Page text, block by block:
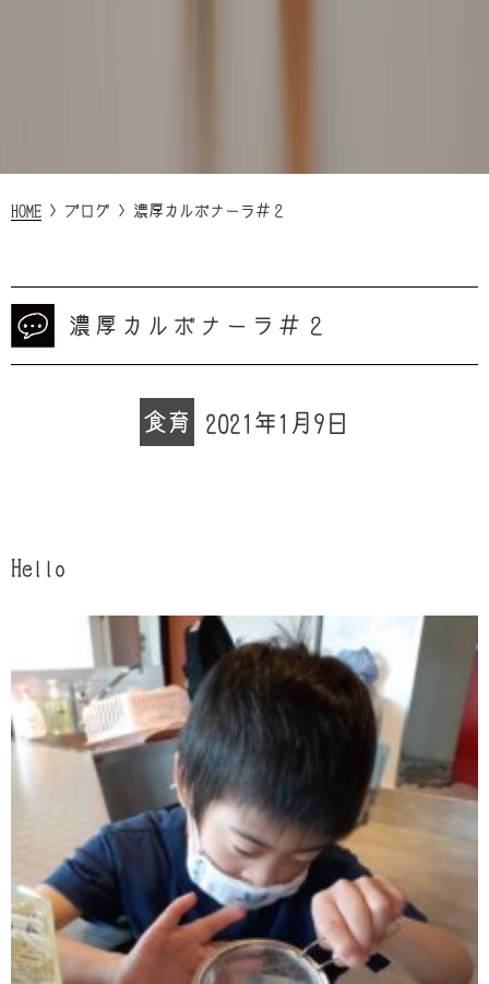
HOME > ブログ > 濃厚カルボナーラ＃２
濃厚カルボナーラ＃２
食育 2021年1月9日
Hello